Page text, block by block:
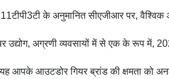
के अनुमानित सीएजीआर पर, वैश्विक
उद्योग, अग्रणी व्यवसायों में से एक के रूप में,
आपके आउटडोर गियर ब्रांड की क्षमता को